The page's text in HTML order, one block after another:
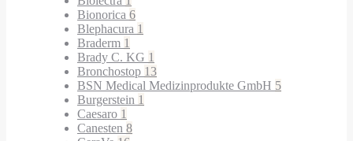
Bionorica 6
Blephacura 1
Braderm 1
Brady C. KG 1
Bronchostop 13
BSN Medical Medizinprodukte GmbH 5
Burgerstein 1
Caesaro 1
Canesten 8